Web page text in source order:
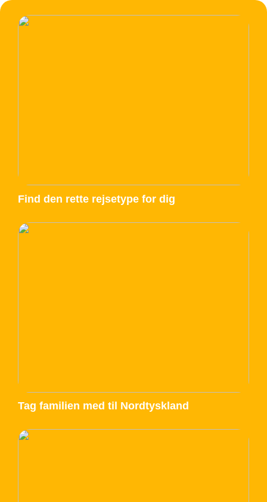
Find den rette rejsetype for dig
Tag familien med til Nordtyskland